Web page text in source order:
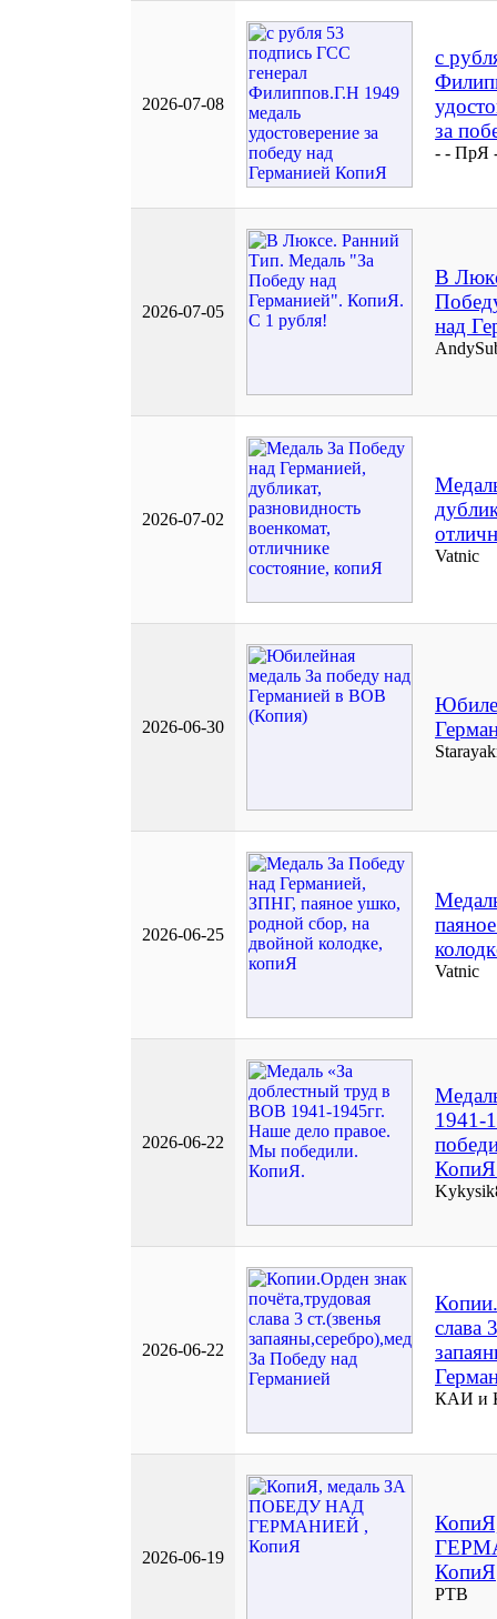
2026-07-08
с
за
- - ПрЯ
2026-07-05
В
над
2026-07-02
Vatnic
2026-06-30
2026-06-25
Vatnic
2026-06-22
1941-
2026-06-22
слава
КАИ и
2026-06-19
КопиЯ
РТВ